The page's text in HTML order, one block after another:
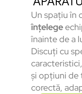
Un spațiu în
înțelege
înainte de a
Discuți cu
și opțiuni de
corectă,